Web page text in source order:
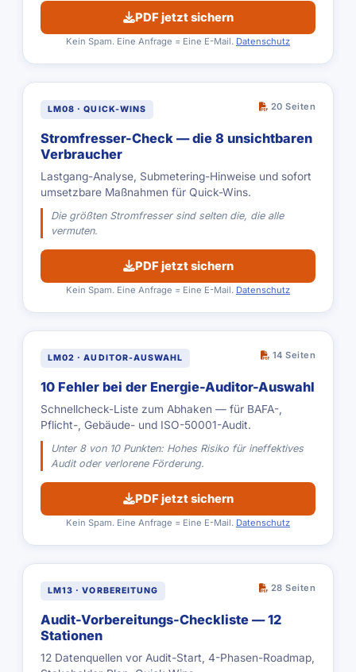
PDF jetzt sichern
Kein Spam. Eine Anfrage = Eine E-Mail. Datenschutz
LM08 · QUICK-WINS 20 Seiten
Stromfresser-Check — die 8 unsichtbaren
Verbraucher
Lastgang-Analyse, Submetering-Hinweise und sofort
umsetzbare Maßnahmen für Quick-Wins.
Die größten Stromfresser sind selten die, die alle
vermuten.
PDF jetzt sichern
Kein Spam. Eine Anfrage = Eine E-Mail. Datenschutz
LM02 · AUDITOR-AUSWAHL 14 Seiten
10 Fehler bei der Energie-Auditor-Auswahl
Schnellcheck-Liste zum Abhaken — für BAFA-,
Pflicht-, Gebäude- und ISO-50001-Audit.
Unter 8 von 10 Punkten: Hohes Risiko für ineffektives
Audit oder verlorene Förderung.
PDF jetzt sichern
Kein Spam. Eine Anfrage = Eine E-Mail. Datenschutz
LM13 · VORBEREITUNG 28 Seiten
Audit-Vorbereitungs-Checkliste — 12
Stationen
12 Datenquellen vor Audit-Start, 4-Phasen-Roadmap,